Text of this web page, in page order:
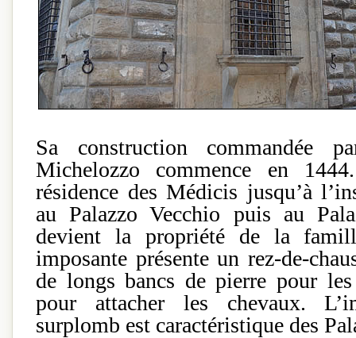
Sa construction commandée
Michelozzo commence en
résidence des Médicis jusqu’à
au Palazzo Vecchio puis au
devient la propriété de la
imposante présente un rez-de-
de longs bancs de pierre pour
pour attacher les chevaux.
surplomb est caractéristique des